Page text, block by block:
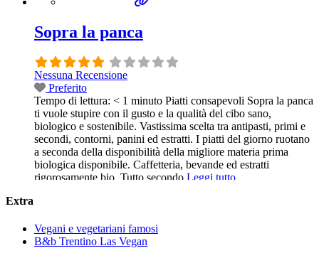
Sopra la panca
Nessuna Recensione
Preferito
Tempo di lettura: < 1 minuto Piatti consapevoli Sopra la panca
ti vuole stupire con il gusto e la qualità del cibo sano,
biologico e sostenibile. Vastissima scelta tra antipasti, primi e
secondi, contorni, panini ed estratti. I piatti del giorno ruotano
a seconda della disponibilità della migliore materia prima
biologica disponibile. Caffetteria, bevande ed estratti
rigorosamente bio. Tutto secondo Leggi tutto...
Extra
Vegani e vegetariani famosi
B&b Trentino Las Vegan